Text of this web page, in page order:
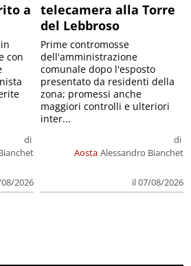
a
di
2026
con
telecamera alla Torre
del Lebbroso
Aosta
di
Alessandro Bianchet
il 07/08/2026
Prime contromosse
dell'amministrazione
comunale dopo l'esposto
presentato da residenti della
zona; promessi anche
maggiori controlli e ulteriori
inter...